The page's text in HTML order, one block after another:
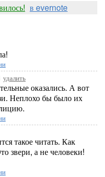
в evernote
удалить
оказались. А вот
Неплохо бы было их
такое читать. Как
звери, а не человеки!